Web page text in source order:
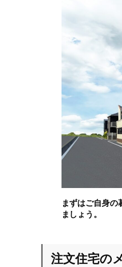
まずはご自身
ましょう。
注文住宅の